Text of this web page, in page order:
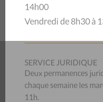
Les médias font
14h00
Vendredi de 8h30 à
SERVICE JURIDIQUE
Deux permanences
chaque semaine les
11h.